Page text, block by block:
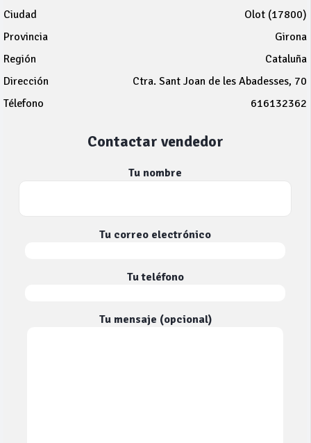
Ciudad
Olot (17800)
Provincia
Girona
Región
Cataluña
Dirección
Ctra. Sant Joan de les Abadesses, 70
Télefono
616132362
Contactar vendedor
Tu nombre
Tu correo electrónico
Tu teléfono
Tu mensaje (opcional)